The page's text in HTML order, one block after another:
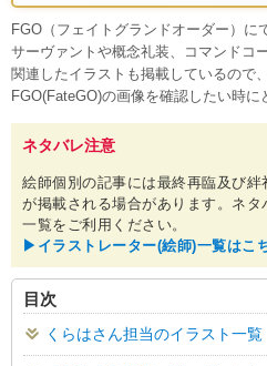
FGO（フェイトグランドオーダー）に
サーヴァントや概念礼装、コマンドコ
関連したイラストも掲載しているので
FGO(FateGO)の画像を確認したい時に
ネタバレ注意
絵師個別の記事には最終再臨及び
が掲載される場合があります。ネ
一覧をご利用ください。
▶︎イラストレーター(絵師)一覧はこ
目次
くらはさん担当のイラスト一覧